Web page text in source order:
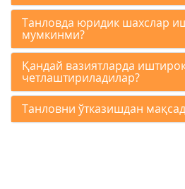
Танловда юридик шахслар
мумкинми?
Қандай вазиятларда
четлаштириладилар?
Танловни ўтказишдан